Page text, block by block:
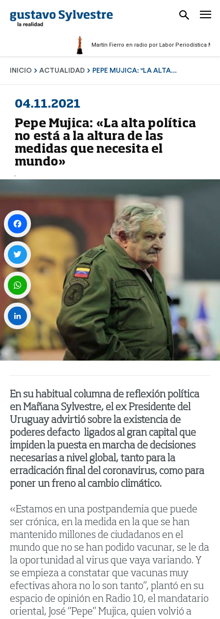
Martín Fierro en radio por Labor Periodística Masculina
INICIO ACTUALIDAD PEPE MUJICA: "LA ALTA...
04.11.2021
Pepe Mujica: «La alta política
no está a la altura de las
medidas que necesita el
mundo»
En su habitual columna de reflexión política
en Mañana Sylvestre, el ex Presidente del
Uruguay advirtió sobre la existencia de
poderes defacto ligados al gran capital que
impiden la puesta en marcha de decisiones
necesarias a nivel global, tanto para la
erradicación final del coronavirus, como para
poner un freno al cambio climático.
«Estamos en una postpandemia que puede
ser crónica, en la medida en la que se han
mantenido millones de ciudadanos en el
mundo que no se han podido vacunar, se le da
la oportunidad al virus que vaya variando. Y
se empieza a constatar que vacunas muy
efectivas ahora no lo son tanto”, plantó en su
espacio de opinión en Radio 10, el mandatario
oriental, José “Pepe” Mujica, quien volvió a
Facebook
Twitter
WhatsApp
LinkedIn